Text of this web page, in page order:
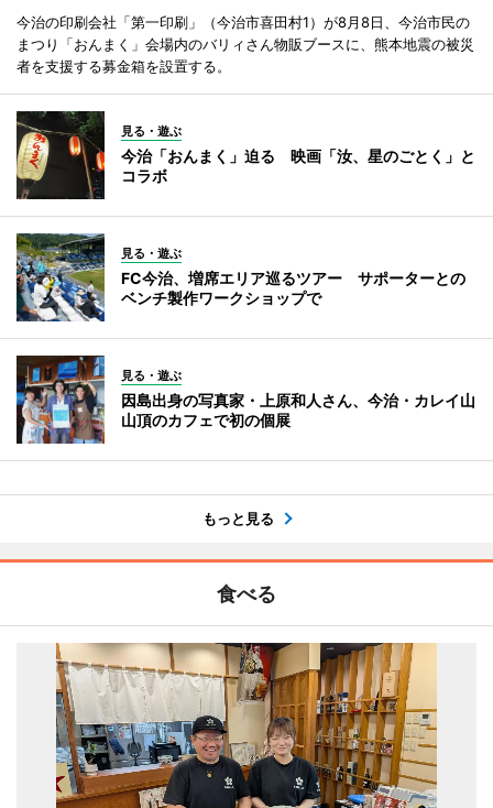
今治の印刷会社「第一印刷」（今治市喜田村1）が8月8日、今治市民の
まつり「おんまく」会場内のバリィさん物販ブースに、熊本地震の被災
者を支援する募金箱を設置する。
見る・遊ぶ
今治「おんまく」迫る 映画「汝、星のごとく」と
コラボ
見る・遊ぶ
FC今治、増席エリア巡るツアー サポーターとの
ベンチ製作ワークショップで
見る・遊ぶ
因島出身の写真家・上原和人さん、今治・カレイ山
山頂のカフェで初の個展
もっと見る
食べる